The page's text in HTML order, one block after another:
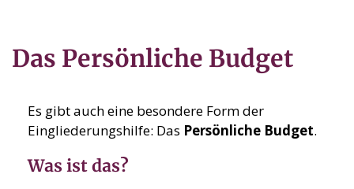
Das Persönliche Budget
Es gibt auch eine besondere Form der
Eingliederungshilfe: Das Persönliche Budget.
Was ist das?